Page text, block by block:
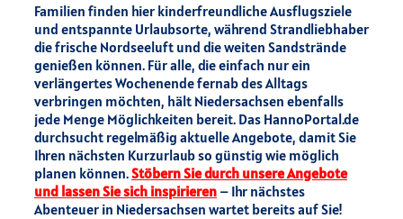
Familien finden hier kinderfreundliche Ausflugsziele
und entspannte Urlaubsorte, während Strandliebhaber
die frische Nordseeluft und die weiten Sandstrände
genießen können. Für alle, die einfach nur ein
verlängertes Wochenende fernab des Alltags
verbringen möchten, hält Niedersachsen ebenfalls
jede Menge Möglichkeiten bereit. Das HannoPortal.de
durchsucht regelmäßig aktuelle Angebote, damit Sie
Ihren nächsten Kurzurlaub so günstig wie möglich
planen können.Stöbern Sie durch unsere Angebote
und lassen Sie sich inspirieren – Ihr nächstes
Abenteuer in Niedersachsen wartet bereits auf Sie!